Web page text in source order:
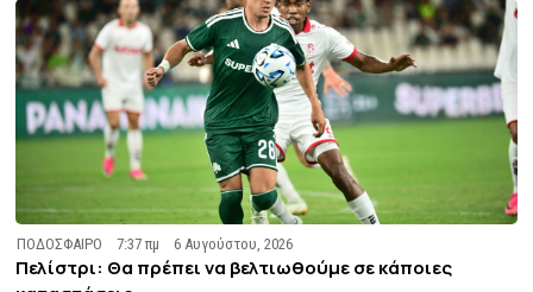
ΠΟΔΟΣΦΑΙΡΟ 7:37 πμ 6 Αυγούστου, 2026
Πελίστρι: Θα πρέπει να βελτιωθούμε σε κάποιες